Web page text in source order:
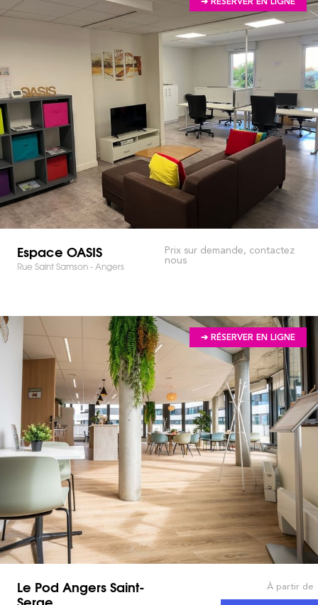
Espace OASIS
Rue Saint Samson - Angers
Prix sur demande, contactez
nous
➔ RÉSERVER EN LIGNE
Le Pod Angers Saint- À partir de